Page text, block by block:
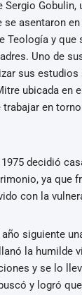
Sergio Gobulin,
asentaron
Teología y que
Uno de
sus
ubicada en
en
decidió
ya que
con la
siguiente
la humilde
y se lo
y logró